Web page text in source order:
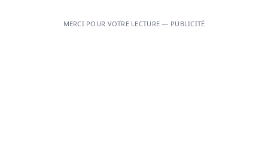
MERCI POUR VOTRE LECTURE — PUBLICITÉ